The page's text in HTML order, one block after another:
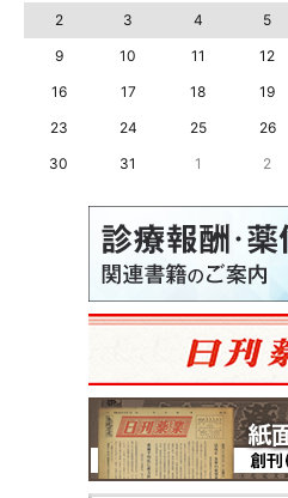
2
3 4 5
9
10 11 12
16
17 18 19
23
24 25 26
30
31 1 2